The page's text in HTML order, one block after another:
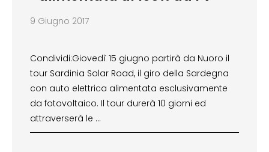
9 Giugno 2017
Condividi:Giovedì 15 giugno partirà da Nuoro il
tour Sardinia Solar Road, il giro della Sardegna
con auto elettrica alimentata esclusivamente
da fotovoltaico. Il tour durerà 10 giorni ed
attraverserà le …